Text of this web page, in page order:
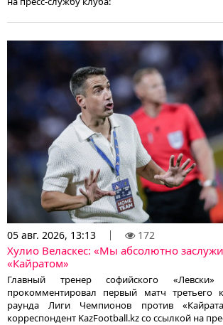
05 авг. 2026, 13:13 172
Хулио Веласкес: «Мы абсолютно
«Кайратом»
Главный тренер софийского
прокомментировал первый матч третьего
раунда Лиги Чемпионов против
корреспондент KazFootball.kz со ссылкой на